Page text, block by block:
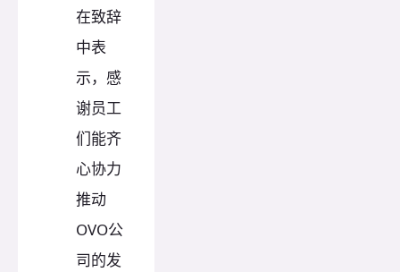
在致辞
中表
示，感
谢员工
们能齐
心协力
推动
OVO公
司的发